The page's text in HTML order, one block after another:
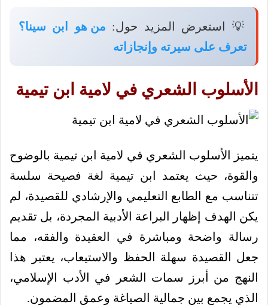
💡 استعرض المزيد حول: من هو ابن سينا؟
تعرف على سيرته وإنجازاته
الأسلوب الشعري في لامية ابن تيمية
يتميز الأسلوب الشعري في لامية ابن تيمية بالوضوح
والقوة، حيث يعتمد ابن تيمية لغة فصيحة سلسة
تتناسب مع الطابع التعليمي والإرشادي للقصيدة، لم
يكن الهدف إظهار البراعة الأدبية المجردة، بل تقديم
رسالة واضحة ومباشرة في العقيدة والفقه، مما
جعل القصيدة سهلة الحفظ والاستيعاب، يعتبر هذا
النهج من أبرز سمات الشعر في الأدب الإسلامي،
الذي يجمع بين جمالية الصياغة وعمق المضمون.